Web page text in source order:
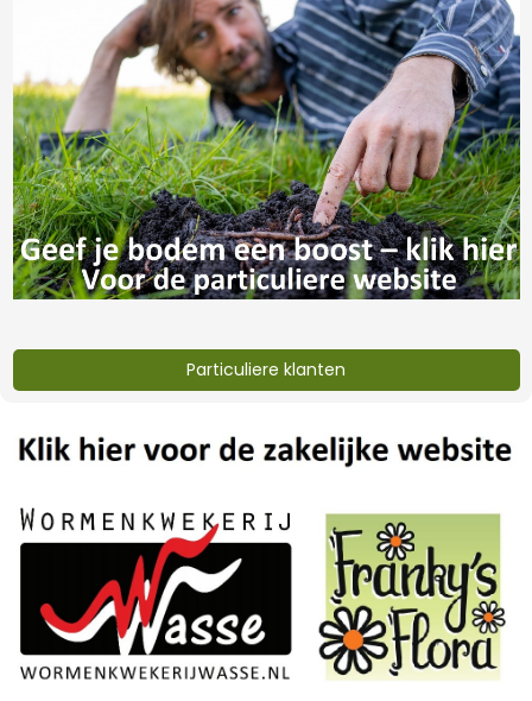
Particuliere klanten
Sieb 4 mm
Maschenweite Für
Mehlwürmer
Möchtest du mit der Wurmkompostierung starten oder
deine bestehende Wurmkiste optimieren? Bei der
Wurmzucht Wasse findest du alle wichtigen Produkte für
eine gesunde und produktive Wurmzucht. Von
hochwertiger Zuchterde und nahrhaftem Wurmfutter bis
hin zu praktischen Zubehörteilen wie Hanfmatten,
Wurmsieben und Starterpaketen. Alles ist sorgfältig
ausgewählt, um deine Würmer dabei zu unterstützen,